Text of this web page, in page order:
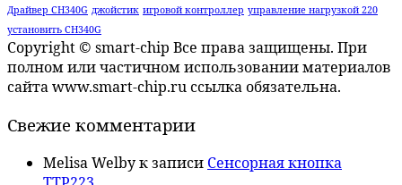
Драйвер CH340G джойстик игровой контроллер управление нагрузкой 220
установить CH340G
Copyright © smart-chip Все права защищены. При
полном или частичном использовании материалов
сайта www.smart-chip.ru ссылка обязательна.
Свежие комментарии
Melisa Welbyк записи Сенсорная кнопка